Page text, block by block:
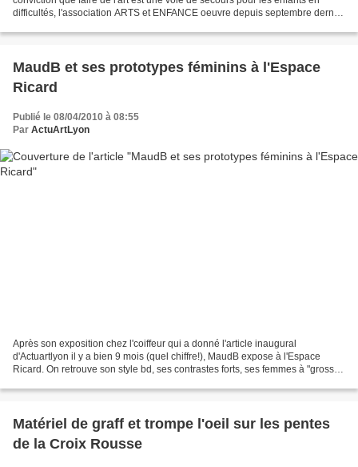
difficultés, l'association ARTS et ENFANCE oeuvre depuis septembre dernier
MaudB et ses prototypes féminins à l'Espace
Ricard
Publié le 08/04/2010 à 08:55
Par ActuArtLyon
Après son exposition chez l'coiffeur qui a donné l'article inaugural
d'Actuartlyon il y a bien 9 mois (quel chiffre!), MaudB expose à l'Espace
Ricard. On retrouve son style bd, ses contrastes forts, ses femmes à "grosses
Matériel de graff et trompe l'oeil sur les pentes
de la Croix Rousse